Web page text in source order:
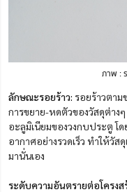
ภาพ :
ลักษณะรอยร้าว: รอยร้าวตา
การขยาย-หดตัวของวัสดุต่าง
อะลูมิเนียมของวงกบประตู โ
อากาศอย่างรวดเร็ว ทำให้วัส
มานั่นเอง
ระดับความอันตรายต่อโครงส